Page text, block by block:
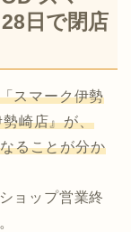
日で閉店
スマーク伊勢
崎店』が、
ることが分か
ョップ営業終